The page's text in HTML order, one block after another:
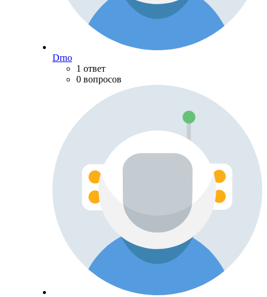
Drno
1 ответ
0 вопросов